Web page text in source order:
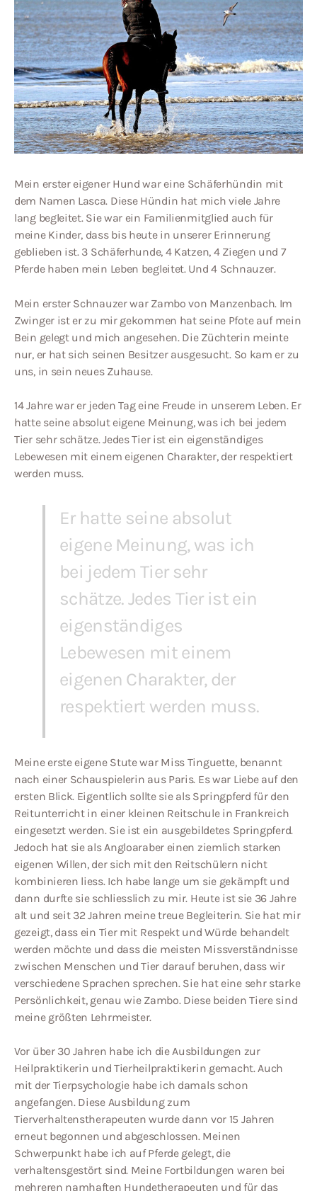
Mein erster eigener Hund war eine Schäferhündin mit
dem Namen Lasca. Diese Hündin hat mich viele Jahre
lang begleitet. Sie war ein Familienmitglied auch für
meine Kinder, dass bis heute in unserer Erinnerung
geblieben ist. 3 Schäferhunde, 4 Katzen, 4 Ziegen und 7
Pferde haben mein Leben begleitet. Und 4 Schnauzer.
Mein erster Schnauzer war Zambo von Manzenbach. Im
Zwinger ist er zu mir gekommen hat seine Pfote auf mein
Bein gelegt und mich angesehen. Die Züchterin meinte
nur, er hat sich seinen Besitzer ausgesucht. So kam er zu
uns, in sein neues Zuhause.
14 Jahre war er jeden Tag eine Freude in unserem Leben. Er
hatte seine absolut eigene Meinung, was ich bei jedem
Tier sehr schätze. Jedes Tier ist ein eigenständiges
Lebewesen mit einem eigenen Charakter, der respektiert
werden muss.
Er hatte seine absolut
eigene Meinung, was ich
bei jedem Tier sehr
schätze. Jedes Tier ist ein
eigenständiges
Lebewesen mit einem
eigenen Charakter, der
respektiert werden muss.
Meine erste eigene Stute war Miss Tinguette, benannt
nach einer Schauspielerin aus Paris. Es war Liebe auf den
ersten Blick. Eigentlich sollte sie als Springpferd für den
Reitunterricht in einer kleinen Reitschule in Frankreich
eingesetzt werden. Sie ist ein ausgebildetes Springpferd.
Jedoch hat sie als Angloaraber einen ziemlich starken
eigenen Willen, der sich mit den Reitschülern nicht
kombinieren liess. Ich habe lange um sie gekämpft und
dann durfte sie schliesslich zu mir. Heute ist sie 36 Jahre
alt und seit 32 Jahren meine treue Begleiterin. Sie hat mir
gezeigt, dass ein Tier mit Respekt und Würde behandelt
werden möchte und dass die meisten Missverständnisse
zwischen Menschen und Tier darauf beruhen, dass wir
verschiedene Sprachen sprechen. Sie hat eine sehr starke
Persönlichkeit, genau wie Zambo. Diese beiden Tiere sind
meine größten Lehrmeister.
Vor über 30 Jahren habe ich die Ausbildungen zur
Heilpraktikerin und Tierheilpraktikerin gemacht. Auch
mit der Tierpsychologie habe ich damals schon
angefangen. Diese Ausbildung zum
Tierverhaltenstherapeuten wurde dann vor 15 Jahren
erneut begonnen und abgeschlossen. Meinen
Schwerpunkt habe ich auf Pferde gelegt, die
verhaltensgestört sind. Meine Fortbildungen waren bei
mehreren namhaften Hundetherapeuten und für das